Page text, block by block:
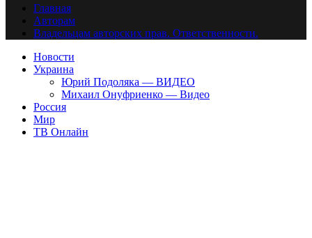
Главная
Авторам
Владельцам авторских прав. Ответственности.
Новости
Украина
Юрий Подоляка — ВИДЕО
Михаил Онуфриенко — Видео
Россия
Мир
ТВ Онлайн